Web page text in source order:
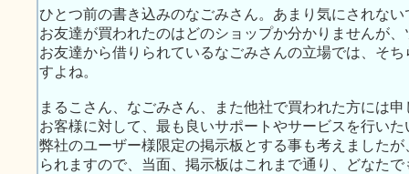
ひとつ前の書き込みのなごみさん。あまり気にされない
お友達が買われたのはどのショップか分かりませんが
お友達から借りられているなごみさんの立場では、そ
すよね。
まるこさん、なごみさん、また他社で買われた方には
お客様に対して、最も良いサポートやサービスを行い
弊社のユーザー様限定の掲示板とする事も考えました
られますので、当面、掲示板はこれまで通り、どなた